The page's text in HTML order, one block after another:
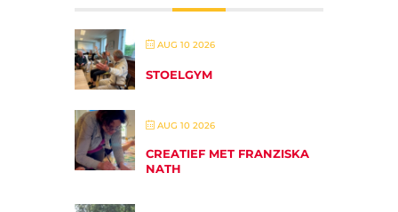
AUG 10 2026
STOELGYM
AUG 10 2026
CREATIEF MET FRANZISKA
NATH